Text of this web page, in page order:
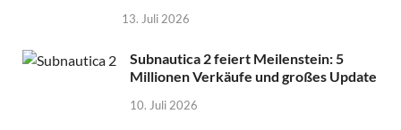
13. Juli 2026
Subnautica 2 feiert Meilenstein: 5
Millionen Verkäufe und großes Update
10. Juli 2026